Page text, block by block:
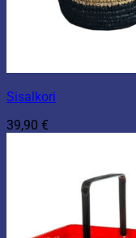
Sisalkori
39,90 €